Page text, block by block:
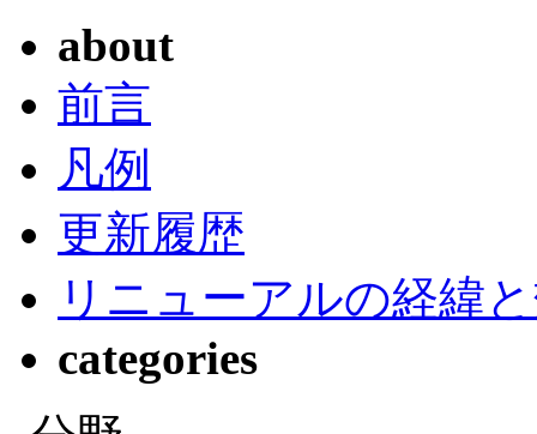
about
前言
凡例
更新履歴
リニューアルの経緯
categories